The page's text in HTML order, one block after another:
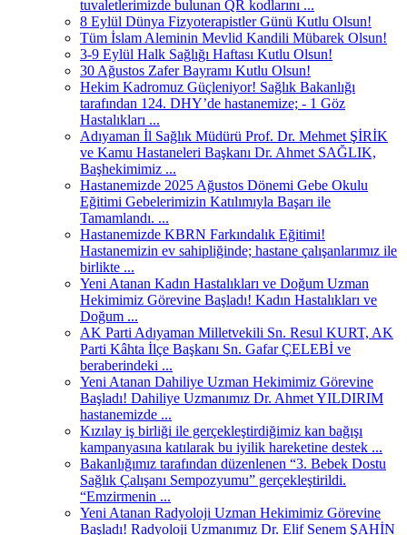
tuvaletlerimizde bulunan QR kodlarını ...
8 Eylül Dünya Fizyoterapistler Günü Kutlu Olsun!
Tüm İslam Aleminin Mevlid Kandili Mübarek Olsun!
3-9 Eylül Halk Sağlığı Haftası Kutlu Olsun!
30 Ağustos Zafer Bayramı Kutlu Olsun!
Hekim Kadromuz Güçleniyor! Sağlık Bakanlığı
tarafından 124. DHY’de hastanemize; - 1 Göz
Hastalıkları ...
Adıyaman İl Sağlık Müdürü Prof. Dr. Mehmet ŞİRİK
ve Kamu Hastaneleri Başkanı Dr. Ahmet SAĞLIK,
Başhekimimiz ...
Hastanemizde 2025 Ağustos Dönemi Gebe Okulu
Eğitimi Gebelerimizin Katılımıyla Başarı ile
Tamamlandı. ...
Hastanemizde KBRN Farkındalık Eğitimi!
Hastanemizin ev sahipliğinde; hastane çalışanlarımız ile
birlikte ...
Yeni Atanan Kadın Hastalıkları ve Doğum Uzman
Hekimimiz Görevine Başladı! Kadın Hastalıkları ve
Doğum ...
AK Parti Adıyaman Milletvekili Sn. Resul KURT, AK
Parti Kâhta İlçe Başkanı Sn. Gafar ÇELEBİ ve
beraberindeki ...
Yeni Atanan Dahiliye Uzman Hekimimiz Görevine
Başladı! Dahiliye Uzmanımız Dr. Ahmet YILDIRIM
hastanemizde ...
Kızılay iş birliği ile gerçekleştirdiğimiz kan bağışı
kampanyasına katılarak bu iyilik hareketine destek ...
Bakanlığımız tarafından düzenlenen “3. Bebek Dostu
Sağlık Çalışanı Sempozyumu” gerçekleştirildi.
“Emzirmenin ...
Yeni Atanan Radyoloji Uzman Hekimimiz Görevine
Başladı! Radyoloji Uzmanımız Dr. Elif Senem ŞAHİN